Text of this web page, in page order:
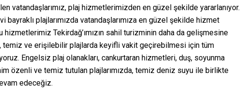
vatandaşlarımız, plaj hizmetlerimizden en güzel şekilde yararlanıyor.
bayraklı plajlarımızda vatandaşlarımıza en güzel şekilde hizmet
Tekirdağ’ımızın sahil turizminin daha da gelişmesine
temiz ve erişilebilir plajlarda keyifli vakit geçirebilmesi için tüm
Engelsiz plaj olanakları, cankurtaran hizmetleri, duş, soyunma
özenli ve temiz tutulan plajlarımızda, temiz deniz suyu ile birlikte
edeceğiz.